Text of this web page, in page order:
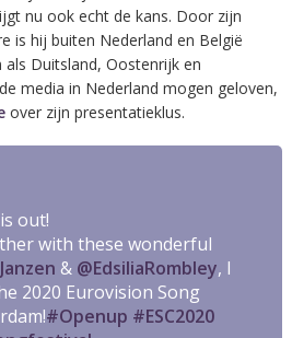
nu ook echt de kans. Door zijn
is hij buiten Nederland en België
als Duitsland, Oostenrijk en
media in Nederland mogen geloven,
over zijn presentatieklus.
out!
with these wonderful
& @EdsiliaRombley, I
2020 Eurovision Song
#Openup #ESC2020